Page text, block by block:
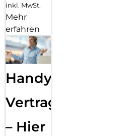
inkl. MwSt.
Mehr
erfahren
Handy
Vertragsabwicklung
– Hier